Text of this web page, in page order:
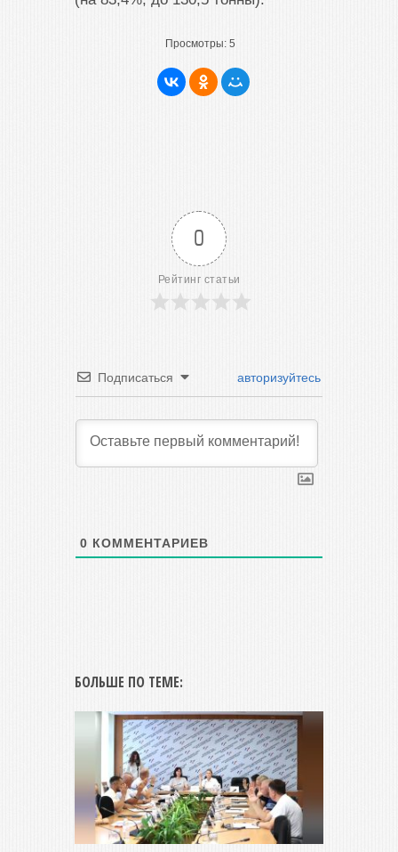
Просмотры: 5
0
Рейтинг статьи
Подписаться авторизуйтесь
0 КОММЕНТАРИЕВ
БОЛЬШЕ ПО ТЕМЕ: